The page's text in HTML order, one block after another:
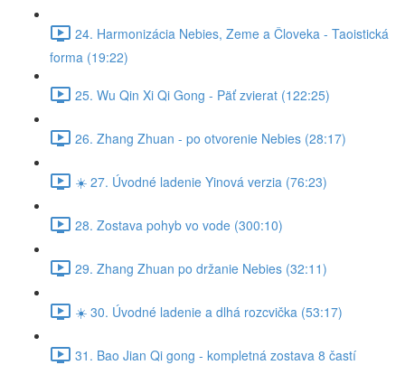
24. Harmonizácia Nebies, Zeme a Človeka - Taoistická
forma (19:22)
25. Wu Qin Xi Qi Gong - Päť zvierat (122:25)
26. Zhang Zhuan - po otvorenie Nebies (28:17)
☀️ 27. Úvodné ladenie Yinová verzia (76:23)
28. Zostava pohyb vo vode (300:10)
29. Zhang Zhuan po držanie Nebies (32:11)
☀️ 30. Úvodné ladenie a dlhá rozcvička (53:17)
31. Bao Jian Qi gong - kompletná zostava 8 častí